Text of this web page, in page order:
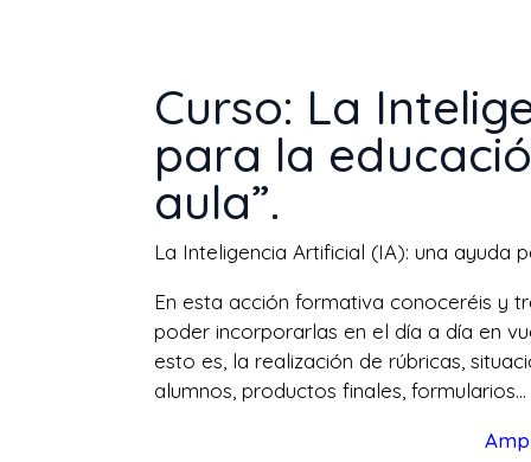
Curso: La
para la
aula”.
La Inteligencia Artificial (IA): una ayuda
En esta acción formativa conoceréis y
poder incorporarlas en el día a día en
esto es, la realización de rúbricas,
alumnos, productos finales, formularios…